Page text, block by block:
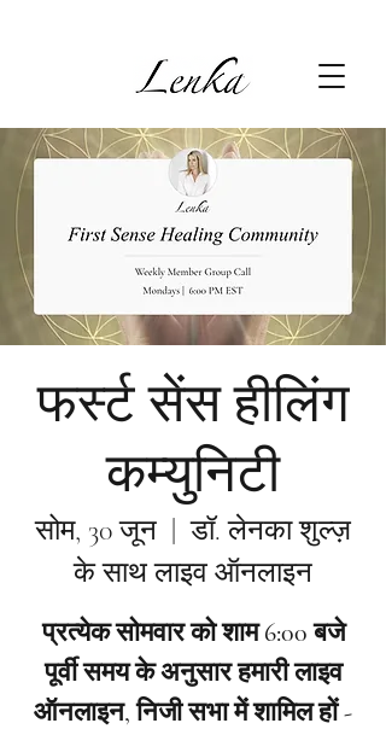
फर्स्ट सेंस हीलिंग
कम्युनिटी
सोम, 30 जून
  |
डॉ. लेनका शुल्ज़
के साथ लाइव ऑनलाइन
प्रत्येक सोमवार को शाम 6:00 बजे
पूर्वी समय के अनुसार हमारी लाइव
ऑनलाइन, निजी सभा में शामिल हों -